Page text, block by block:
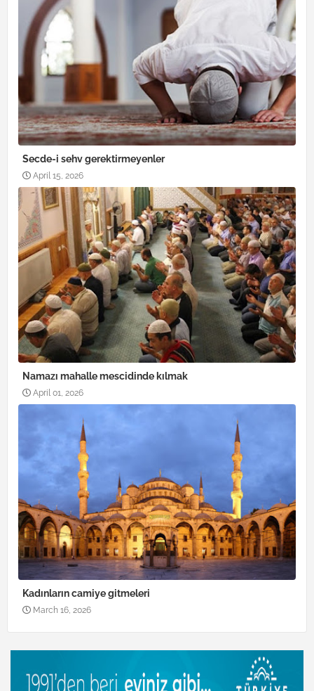
Secde-i sehv gerektirmeyenler
April 15, 2026
Namazı mahalle mescidinde kılmak
April 01, 2026
Kadınların camiye gitmeleri
March 16, 2026